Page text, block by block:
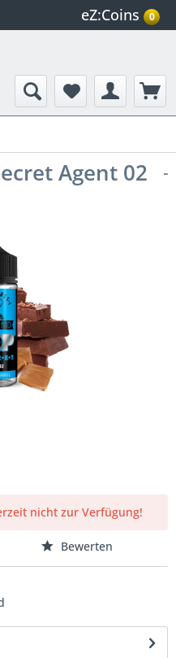
eZ:Coins 0
Agent 02
nicht zur Verfügung!
Bewerten